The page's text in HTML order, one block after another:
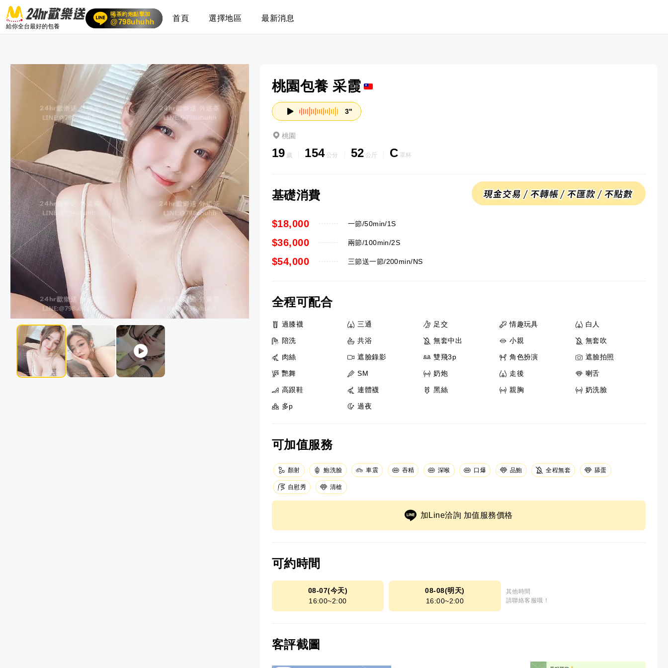
給你全台最好的包養
喝茶約炮點擊加
賴
24小時客服在線
@798uhuhh 首頁 選擇地區 最新消息
桃園包養 采霞
3"
桃園
19 歲 154公分 52 公斤 C 罩杯
基礎消費
一節/50min/1S
$18,000
兩節/100min/2S
$36,000
三節送一節/200min/NS
$54,000
全程可配合
過膝襪 三通 足交 情趣玩具 白人
陪洗 共浴 無套中出 小親 無套吹
肉絲 遮臉錄影 雙飛3p 角色扮演 遮臉拍照
艷舞 SM 奶炮 走後 喇舌
高跟鞋 連體襪 黑絲 親胸 奶洗臉
多p 過夜
可加值服務
顏射 鮑洗臉 車震 吞精 深喉 口爆 品鮑 全程無套 舔蛋
自慰秀 清槍
加Line洽詢 加值服務價格
可約時間
08-07(今天)
16:00~2:00
08-08(明天)
16:00~2:00
其他時間
請聯絡客服哦！
客評截圖